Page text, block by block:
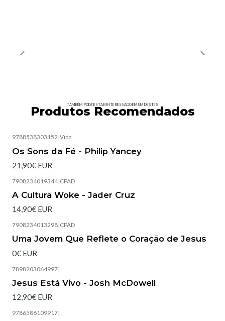
TAMBÉM PODE ESTAR INTERESSADO EM UM DESTES
Produtos Recomendados
9788538303152 |Vida
Os Sons da Fé - Philip Yancey
21,90€ EUR
7908234019344|CPAD
A Cultura Woke - Jader Cruz
14,90€ EUR
7908234013298|CPAD
Uma Jovem Que Reflete o Coração de Jesus
0€ EUR
7898203064997|
Jesus Está Vivo - Josh McDowell
12,90€ EUR
9786586109917|